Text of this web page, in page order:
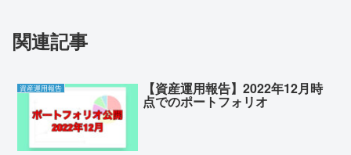
関連記事
資産運用報告 【資産運用報告】2022年12月時
点でのポートフォリオ